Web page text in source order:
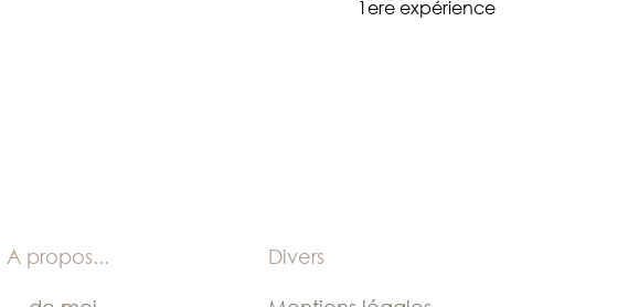
1ere expérience
A propos... Divers